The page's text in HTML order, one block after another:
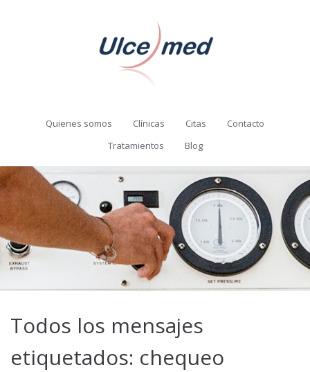
Quienes somos Clínicas Citas
Contacto
Tratamientos
Blog
Todos los mensajes
etiquetados: chequeo